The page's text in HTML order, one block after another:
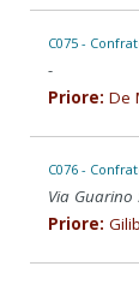
C075 -
-
Priore: De
C076 -
Via Guarino
Priore: